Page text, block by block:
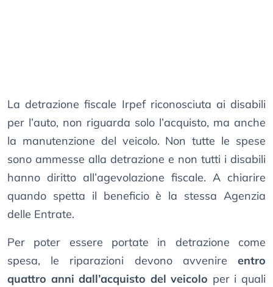
La detrazione fiscale Irpef riconosciuta ai disabili
per l’auto, non riguarda solo l’acquisto, ma anche
la manutenzione del veicolo. Non tutte le spese
sono ammesse alla detrazione e non tutti i disabili
hanno diritto all’agevolazione fiscale. A chiarire
quando spetta il beneficio è la stessa Agenzia
delle Entrate.
Per poter essere portate in detrazione come
spesa, le riparazioni devono avvenire entro
quattro anni dall’acquisto del veicolo per i quali